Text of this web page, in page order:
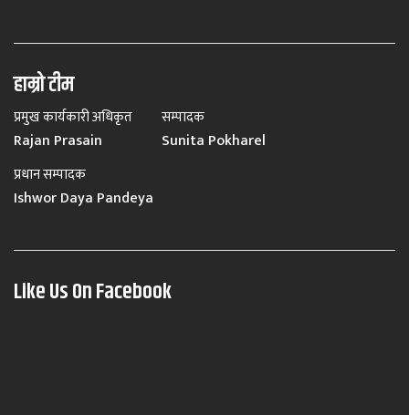
हाम्रो टीम
प्रमुख कार्यकारी अधिकृत
Rajan Prasain
सम्पादक
Sunita Pokharel
प्रधान सम्पादक
Ishwor Daya Pandeya
Like Us On Facebook